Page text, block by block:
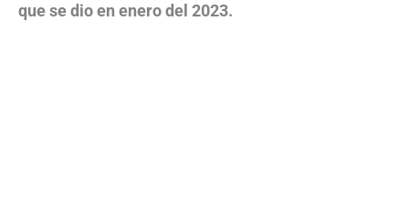
que se dio en enero del 2023.